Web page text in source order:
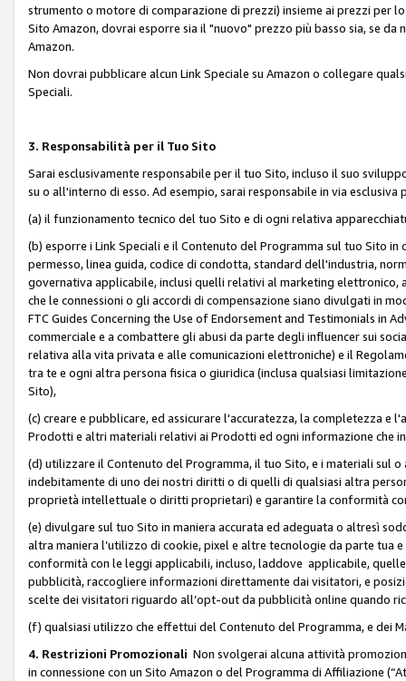
strumento o motore di comparazione di prezzi) insieme ai prezzi
Sito Amazon, dovrai esporre sia il "nuovo" prezzo più basso sia, se
Amazon.
Non dovrai pubblicare alcun Link Speciale su Amazon o collegare
Speciali.
3. Responsabilità per il Tuo Sito
Sarai esclusivamente responsabile per il tuo Sito, incluso il suo
su o all'interno di esso. Ad esempio, sarai responsabile in via esclusiva
(a) il funzionamento tecnico del tuo Sito e di ogni relativa
(b) esporre i Link Speciali e il Contenuto del Programma sul tuo Sito in
permesso, linea guida, codice di condotta, standard dell'industria,
governativa applicabile, inclusi quelli relativi al marketing
che le connessioni o gli accordi di compensazione siano divulgati in
FTC Guides Concerning the Use of Endorsement and Testimonials in
commerciale e a combattere gli abusi da parte degli influencer sui
relativa alla vita privata e alle comunicazioni elettroniche) e il
tra te e ogni altra persona fisica o giuridica (inclusa qualsiasi
Sito),
(c) creare e pubblicare, ed assicurare l'accuratezza, la completezza
Prodotti e altri materiali relativi ai Prodotti ed ogni informazione che
(d) utilizzare il Contenuto del Programma, il tuo Sito, e i materiali sul
indebitamente di uno dei nostri diritti o di quelli di qualsiasi altra
proprietà intellettuale o diritti proprietari) e garantire la conformità
(e) divulgare sul tuo Sito in maniera accurata ed adeguata o altresì
altra maniera l’utilizzo di cookie, pixel e altre tecnologie da parte tua
conformità con le leggi applicabili, incluso, laddove applicabile,
pubblicità, raccogliere informazioni direttamente dai visitatori, e
scelte dei visitatori riguardo all’opt-out da pubblicità online quando
(f) qualsiasi utilizzo che effettui del Contenuto del Programma, e dei
4. Restrizioni Promozionali Non svolgerai alcuna attività
in connessione con un Sito Amazon o del Programma di Affiliazione